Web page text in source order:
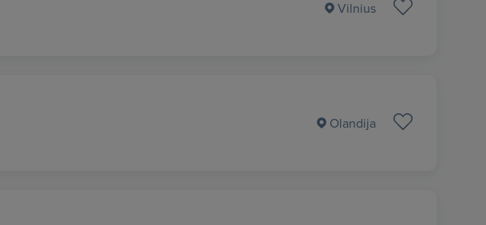
Vilnius
Olandija